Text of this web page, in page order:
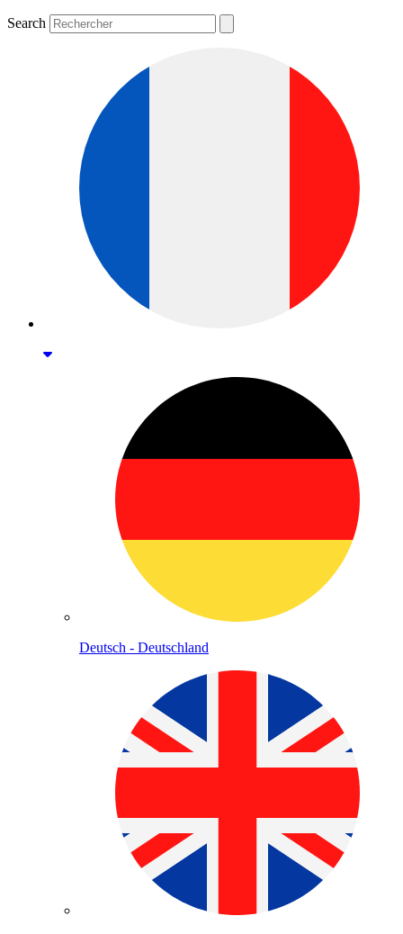
Search
Deutsch - Deutschland